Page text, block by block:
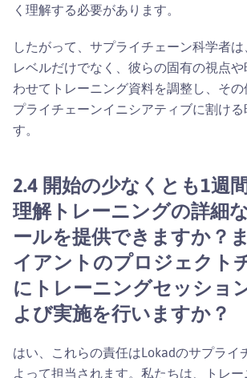
く理解する必要があります。
したがって、サプライチェーン科学者
レベルだけでなく、彼らの固有の視点
わせてトレーニング資料を調整し、そ
プライチェーンイニシアティブに割ける
す。
2.4 開始の少なくとも1週
理解トレーニングの詳細
ールを提供できますか？
イアントのプロジェクト
にトレーニングセッショ
よび実施を行いますか？
はい、これらの責任はLokadのサプライ
よって担当されます。私たちは、トレ